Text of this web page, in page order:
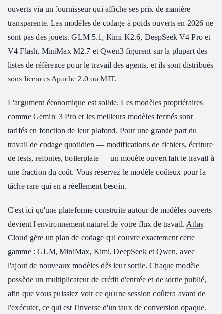
ouverts via un fournisseur qui affiche ses prix de manière
transparente. Les modèles de codage à poids ouverts en 2026 ne
sont pas des jouets. GLM 5.1, Kimi K2.6, DeepSeek V4 Pro et
V4 Flash, MiniMax M2.7 et Qwen3 figurent sur la plupart des
listes de référence pour le travail des agents, et ils sont distribués
sous licences Apache 2.0 ou MIT.
L'argument économique est solide. Les modèles propriétaires
comme Gemini 3 Pro et les meilleurs modèles fermés sont
tarifés en fonction de leur plafond. Pour une grande part du
travail de codage quotidien — modifications de fichiers, écriture
de tests, refontes, boilerplate — un modèle ouvert fait le travail à
une fraction du coût. Vous réservez le modèle coûteux pour la
tâche rare qui en a réellement besoin.
C'est ici qu'une plateforme construite autour de modèles ouverts
devient l'environnement naturel de votre flux de travail. Atlas
Cloud gère un plan de codage qui couvre exactement cette
gamme : GLM, MiniMax, Kimi, DeepSeek et Qwen, avec
l'ajout de nouveaux modèles dès leur sortie. Chaque modèle
possède un multiplicateur de crédit d'entrée et de sortie publié,
afin que vous puissiez voir ce qu'une session coûtera avant de
l'exécuter, ce qui est l'inverse d'un taux de conversion opaque.